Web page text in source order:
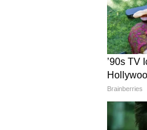
लेकिन
महीनों से
शुरुआत में
इनकार
रिस्क"